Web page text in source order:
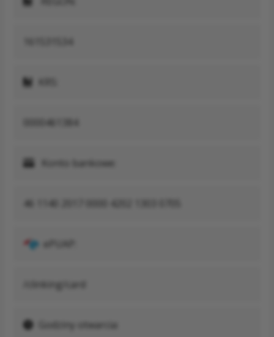
0000461384
Konto bankowe:
46 1140 2017 0000 4202 1303 0705
/clinking/card
Godziny otwarcia: